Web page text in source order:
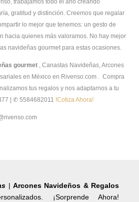
trabajamos todo el año creando
gratitud y distinción. Creemos que regalar
lo mejor que tenemos: un gesto de
hacia quienes más valoramos. No hay mejor
navideñas gourmet para estas ocasiones.
gourmet , Canastas Navideñas, Arcones
en México en Rivenso.com . Compra
tus regalos y nos adaptarnos a tu
| ✆ 5584682011 !Cotiza Ahora!
|Arcones Navideños & Regalos
¡Sorprende Ahora!